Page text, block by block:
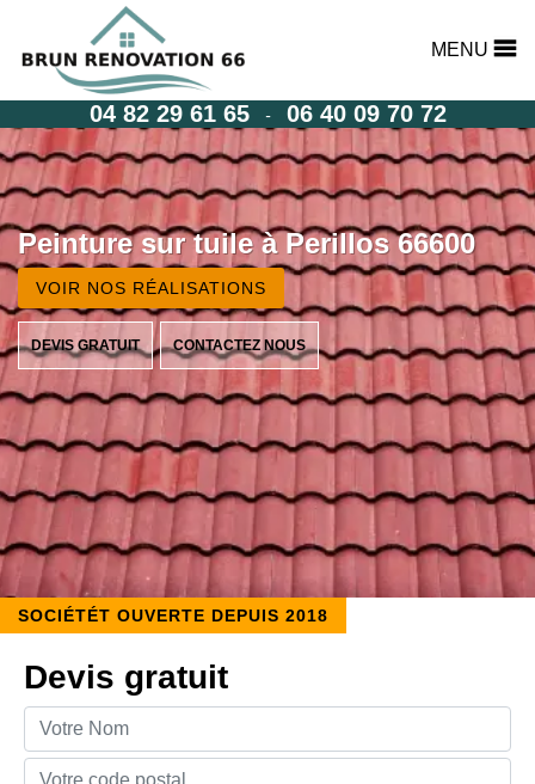
MENU
04 82 29 61 65 - 06 40 09 70 72
Peinture sur tuile à Perillos 66600
VOIR NOS RÉALISATIONS
DEVIS GRATUIT CONTACTEZ NOUS
SOCIÉTÉT OUVERTE DEPUIS 2018
Devis gratuit